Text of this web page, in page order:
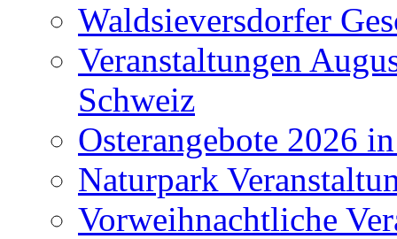
Waldsieversdorfer
Veranstaltungen
Schweiz
Osterangebote 2026
Naturpark
Vorweihnachtliche